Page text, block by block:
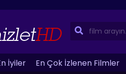
İyiler En Çok İzlenen Filmler